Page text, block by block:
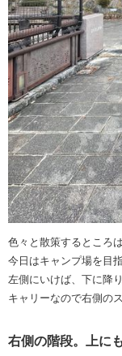
色々と散策するところ
今日はキャンプ場を目指
左側にいけば、下に降
キャリーなので右側の
右側の階段。上に